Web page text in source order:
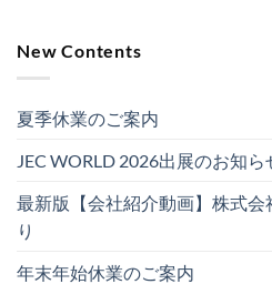
New Contents
夏季休業のご案内
JEC WORLD 2026出展のお知ら
最新版【会社紹介動画】株式会
り
年末年始休業のご案内